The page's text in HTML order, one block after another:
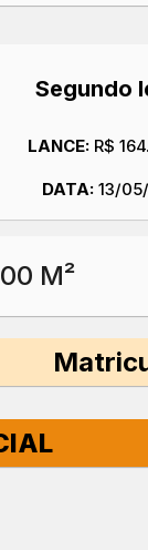
Segundo
LANCE:R$
DATA: 13/
M²